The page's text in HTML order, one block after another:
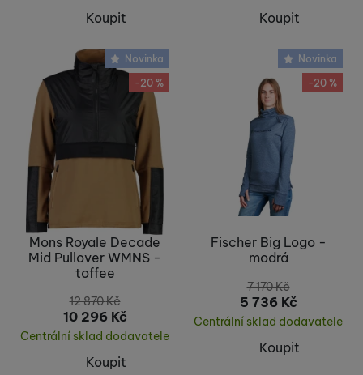
Koupit Koupit
Novinka
-20 %
Mons Royale Decade
Mid Pullover WMNS -
toffee
12 870Kč
10 296 Kč
Centrální sklad dodavatele
Koupit
Novinka
-20 %
Fischer Big Logo -
modrá
7 170Kč
5 736 Kč
Centrální sklad dodavatele
Koupit